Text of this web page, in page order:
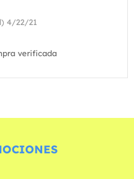
4/22/21
verificada